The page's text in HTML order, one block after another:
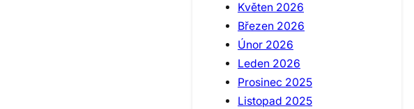
Květen 2026
Březen 2026
Únor 2026
Leden 2026
Prosinec 2025
Listopad 2025